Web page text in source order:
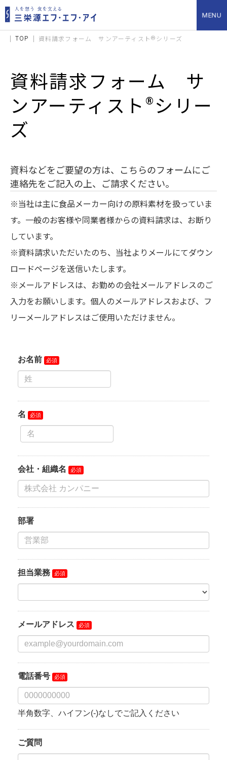
TOP 資料請求フォーム サンアーティスト® シリーズ
資料請求フォーム サ
ンアーティスト ® シリー
ズ
資料などをご要望の方は、こちらのフォームにご
連絡先をご記入の上、ご請求ください。
※当社は主に食品メーカー向けの原料素材を扱っていま
す。一般のお客様や同業者様からの資料請求は、お断り
しています。
※資料請求いただいたのち、当社よりメールにてダウン
ロードページを送信いたします。
※メールアドレスは、お勤めの会社メールアドレスのご
入力をお願いします。個人のメールアドレスおよび、フ
リーメールアドレスはご使用いただけません。